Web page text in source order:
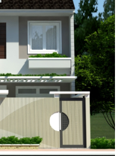
ty xây dựng Bình An Lê
ty xây dựng Bình An Lê
ty xây dựng Bình An Lê
ty xây dựng Bình An Lê
ty xây dựng Bình An Lê